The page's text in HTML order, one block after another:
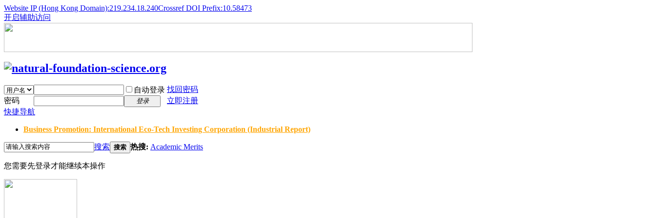
Website IP (Hong Kong Domain):219.234.18.240Crossref DOI Prefix:10.58473
开启辅助访问
自动登录 找回密码
密码
登录
立即注册
快捷导航
Business Promotion: International Eco-Tech Investing Corporation (Industrial Report)
搜索 搜索 热搜: Academic Merits
您需要先登录才能继续本操作